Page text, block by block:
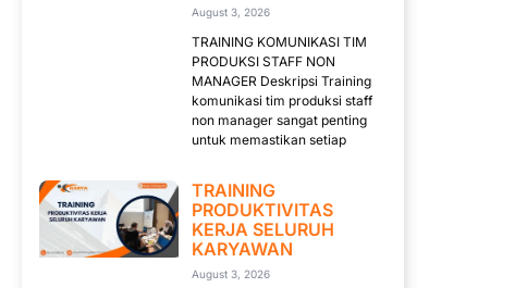
August 3, 2026
TRAINING KOMUNIKASI TIM
PRODUKSI STAFF NON
MANAGER Deskripsi Training
komunikasi tim produksi staff
non manager sangat penting
untuk memastikan setiap
TRAINING
PRODUKTIVITAS
KERJA SELURUH
KARYAWAN
August 3, 2026